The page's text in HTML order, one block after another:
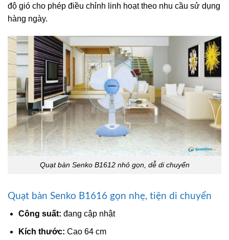
độ gió cho phép điều chỉnh linh hoạt theo nhu cầu sử dụng
hàng ngày.
Quạt bàn Senko B1612 nhỏ gọn, dễ di chuyển
Quạt bàn Senko B1616 gọn nhẹ, tiện di chuyển
Công suất: đang cập nhật
Kích thước: Cao 64 cm